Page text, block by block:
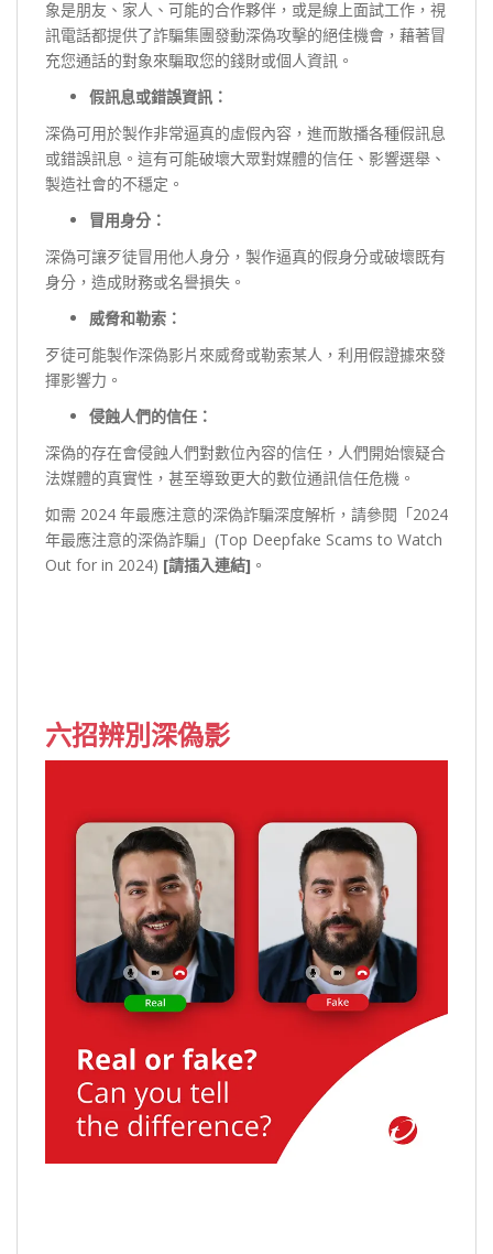
象是朋友、家人、可能的合作夥伴，或是線上面試工作，視
訊電話都提供了詐騙集團發動深偽攻擊的絕佳機會，藉著冒
充您通話的對象來騙取您的錢財或個人資訊。
假訊息或錯誤資訊：
深偽可用於製作非常逼真的虛假內容，進而散播各種假訊息
或錯誤訊息。這有可能破壞大眾對媒體的信任、影響選舉、
製造社會的不穩定。
冒用身分：
深偽可讓歹徒冒用他人身分，製作逼真的假身分或破壞既有
身分，造成財務或名譽損失。
威脅和勒索：
歹徒可能製作深偽影片來威脅或勒索某人，利用假證據來發
揮影響力。
侵蝕人們的信任：
深偽的存在會侵蝕人們對數位內容的信任，人們開始懷疑合
法媒體的真實性，甚至導致更大的數位通訊信任危機。
如需 2024 年最應注意的深偽詐騙深度解析，請參閱「2024
年最應注意的深偽詐騙」(Top Deepfake Scams to Watch
Out for in 2024) [請插入連結] 。
六招辨別深偽影